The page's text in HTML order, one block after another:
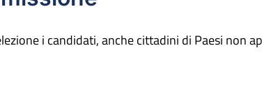
i candidati, anche cittadini di Paesi non